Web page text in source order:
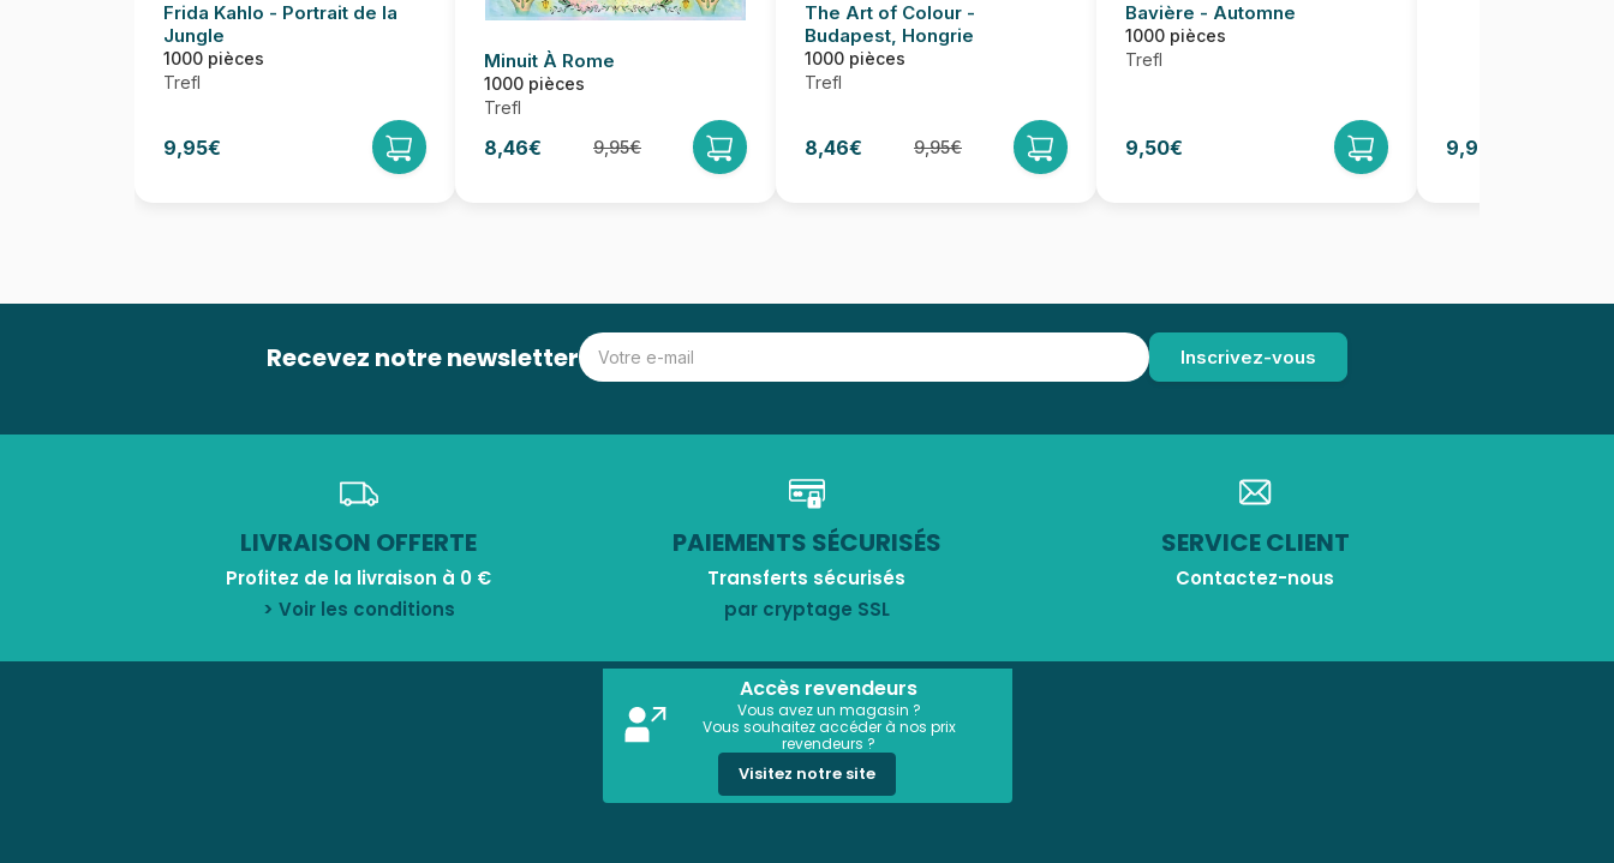
Frida Kahlo - Portrait de la
Jungle
1000 pièces
Trefl
9,95€
Minuit À Rome
1000 pièces
Trefl
8,46€ 9,95€
The Art of Colour -
Budapest, Hongrie
1000 pièces
Trefl
8,46€ 9,95€
Bavière - Automne
1000 pièces
Trefl
9,50€ 9,95€
Recevez notre newsletter
LIVRAISON OFFERTE
Profitez de la livraison à 0 €
> Voir les conditions
PAIEMENTS SÉCURISÉS
Transferts sécurisés
par cryptage SSL
SERVICE CLIENT
Contactez-nous
Accès revendeurs
Vous avez un magasin ?
Vous souhaitez accéder à nos prix
revendeurs ?
Visitez notre site